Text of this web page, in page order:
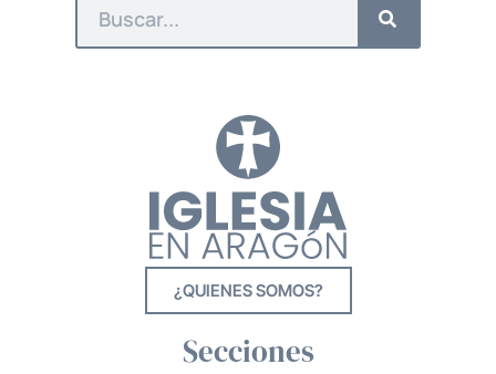
¿QUIENES SOMOS?
Secciones